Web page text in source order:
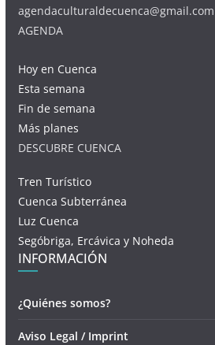
agendaculturaldecuenca@gmail.com
AGENDA
Hoy en Cuenca
Esta semana
Fin de semana
Más planes
DESCUBRE CUENCA
Tren Turístico
Cuenca Subterránea
Luz Cuenca
Segóbriga, Ercávica y Noheda
INFORMACIÓN
¿Quiénes somos?
Aviso Legal / Imprint